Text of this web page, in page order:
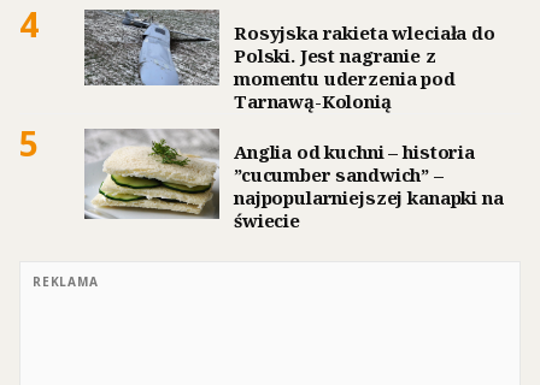
4
Rosyjska rakieta wleciała do
Polski. Jest nagranie z
momentu uderzenia pod
Tarnawą-Kolonią
5
Anglia od kuchni – historia
”cucumber sandwich” –
najpopularniejszej kanapki na
świecie
REKLAMA